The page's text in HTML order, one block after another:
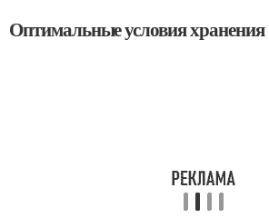
Оптимальные условия хранения